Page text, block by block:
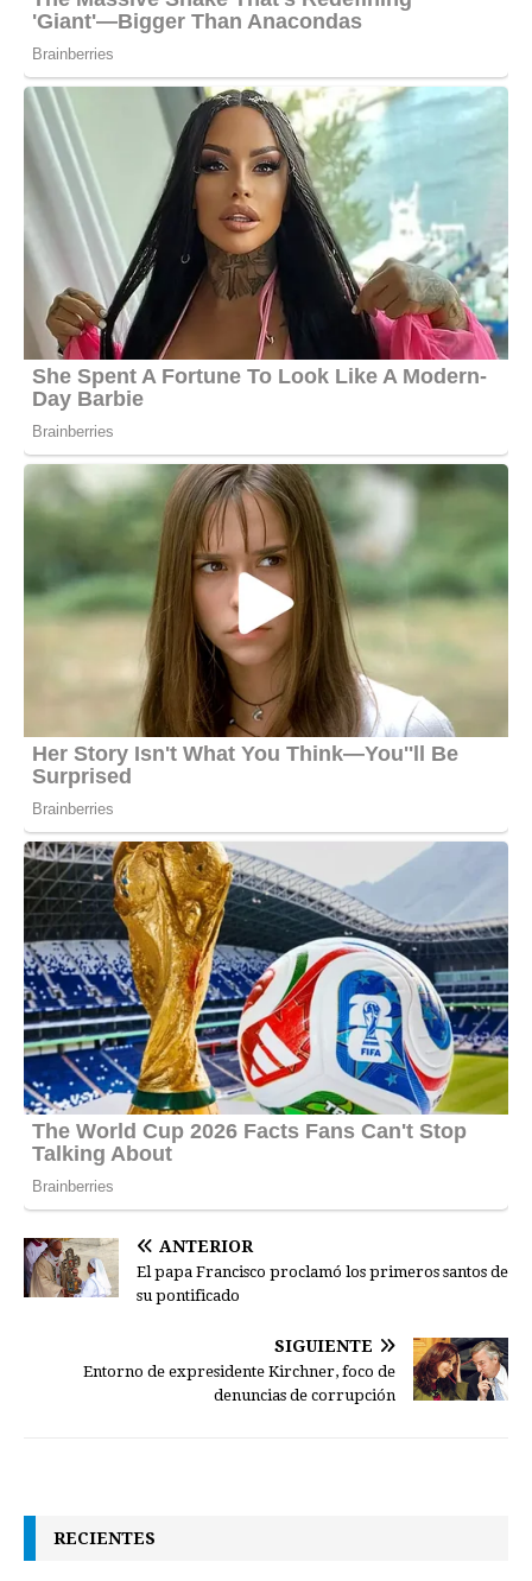
ANTERIOR
El papa Francisco proclamó los primeros santos de
su pontificado
SIGUIENTE
Entorno de expresidente Kirchner, foco de
denuncias de corrupción
RECIENTES